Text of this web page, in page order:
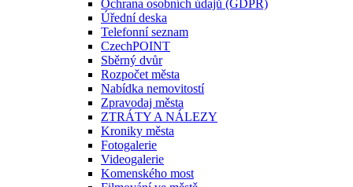
Ochrana osobních údajů (GDPR)
Úřední deska
Telefonní seznam
CzechPOINT
Sběrný dvůr
Rozpočet města
Nabídka nemovitostí
Zpravodaj města
ZTRÁTY A NÁLEZY
Kroniky města
Fotogalerie
Videogalerie
Komenského most